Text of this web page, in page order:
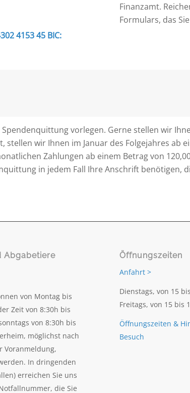
4153 45 BIC:
Finanzamt.
Formulars, das
vorlegen. Gerne stellen wir
wir Ihnen im Januar des Folgejahres ab
Zahlungen ab einem Betrag von
in jedem Fall Ihre Anschrift benötigen,
Abgabetiere
von Montag bis
Zeit von 8:30h bis
von 8:30h bis
möglichst nach
Voranmeldung,
In dringenden
erreichen Sie uns
die Sie
Öffnungszeiten
Anfahrt >
Dienstags, von 15
Freitags, von 15 bis
Öffnungszeiten &
Besuch